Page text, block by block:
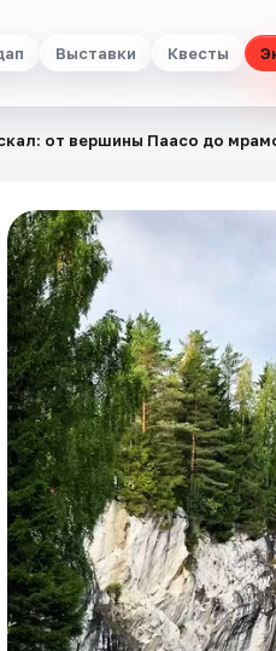
Выставки Квесты
от вершины Паасо до